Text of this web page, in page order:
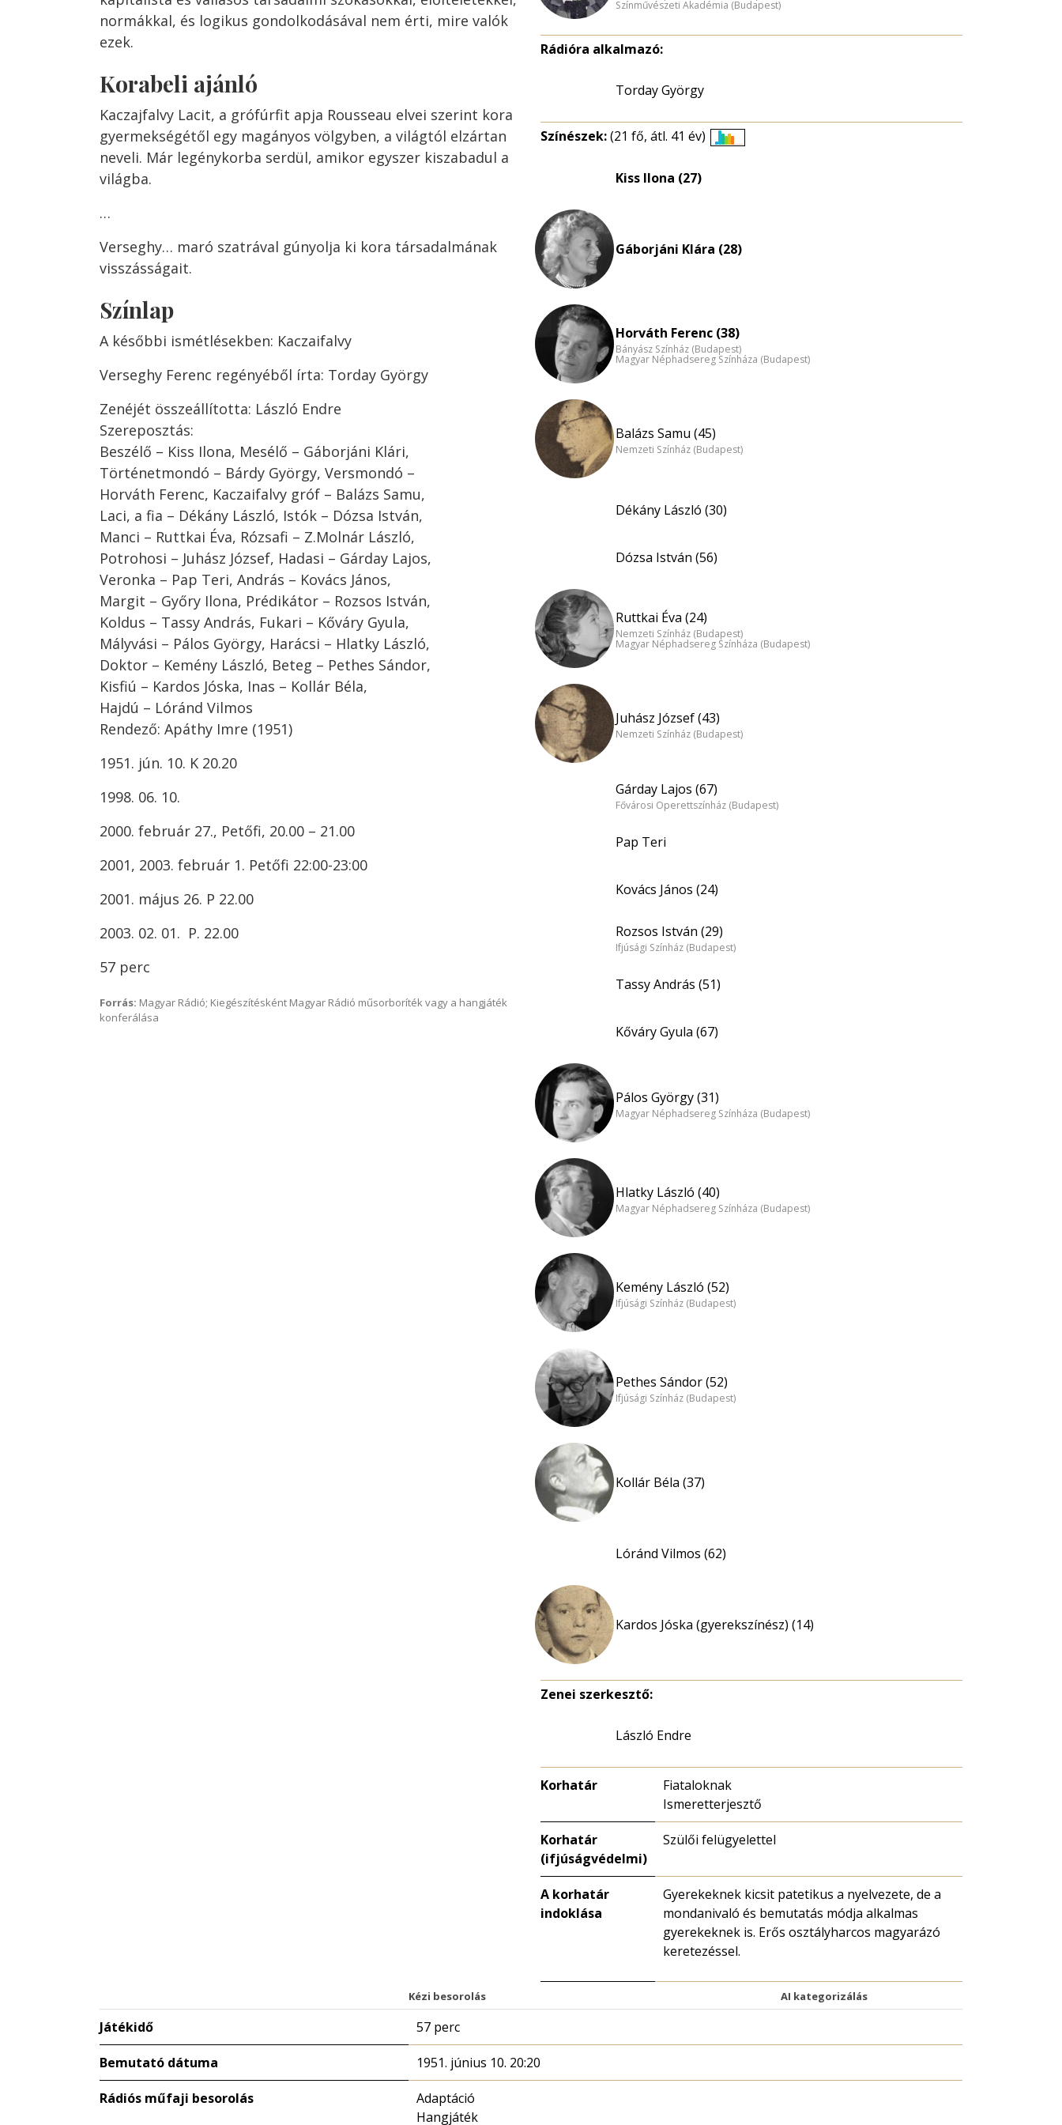
normákkal, és logikus gondolkodásával nem érti, mire valók
ezek.
Korabeli ajánló
Kaczajfalvy Lacit, a grófúrfit apja Rousseau elvei szerint kora
gyermekségétől egy magányos völgyben, a világtól elzártan
neveli. Már legénykorba serdül, amikor egyszer kiszabadul a
világba.
…
Verseghy… maró szatrával gúnyolja ki kora társadalmának
visszásságait.
Színlap
A későbbi ismétlésekben: Kaczaifalvy
Verseghy Ferenc regényéből írta: Torday György
Zenéjét összeállította: László Endre
Szereposztás:
Beszélő – Kiss Ilona, Mesélő – Gáborjáni Klári,
Történetmondó – Bárdy György, Versmondó –
Horváth Ferenc, Kaczaifalvy gróf – Balázs Samu,
Laci, a fia – Dékány László, Istók – Dózsa István,
Manci – Ruttkai Éva, Rózsafi – Z.Molnár László,
Potrohosi – Juhász József, Hadasi – Gárday Lajos,
Veronka – Pap Teri, András – Kovács János,
Margit – Győry Ilona, Prédikátor – Rozsos István,
Koldus – Tassy András, Fukari – Kőváry Gyula,
Mályvási – Pálos György, Harácsi – Hlatky László,
Doktor – Kemény László, Beteg – Pethes Sándor,
Kisfiú – Kardos Jóska, Inas – Kollár Béla,
Hajdú – Lóránd Vilmos
Rendező: Apáthy Imre (1951)
1951. jún. 10. K 20.20
1998. 06. 10.
2000. február 27., Petőfi, 20.00 – 21.00
2001, 2003. február 1. Petőfi 22:00-23:00
2001. május 26. P 22.00
2003. 02. 01. P. 22.00
57 perc
Forrás: Magyar Rádió; Kiegészítésként Magyar Rádió műsorboríték vagy a hangjáték
konferálása
Színművészeti Akadémia (Budapest)
Rádióra alkalmazó:
Torday György
Színészek:(21 fő, átl. 41 év)
Kiss Ilona (27)
Gáborjáni Klára (28)
Horváth Ferenc (38)
Bányász Színház (Budapest)
Magyar Néphadsereg Színháza (Budapest)
Balázs Samu (45)
Nemzeti Színház (Budapest)
Dékány László (30)
Dózsa István (56)
Ruttkai Éva (24)
Nemzeti Színház (Budapest)
Magyar Néphadsereg Színháza (Budapest)
Juhász József (43)
Nemzeti Színház (Budapest)
Gárday Lajos (67)
Fővárosi Operettszínház (Budapest)
Pap Teri
Kovács János (24)
Rozsos István (29)
Ifjúsági Színház (Budapest)
Tassy András (51)
Kőváry Gyula (67)
Pálos György (31)
Magyar Néphadsereg Színháza (Budapest)
Hlatky László (40)
Magyar Néphadsereg Színháza (Budapest)
Kemény László (52)
Ifjúsági Színház (Budapest)
Pethes Sándor (52)
Ifjúsági Színház (Budapest)
Kollár Béla (37)
Lóránd Vilmos (62)
Kardos Jóska (gyerekszínész) (14)
Zenei szerkesztő:
László Endre
Korhatár
Fiataloknak
Ismeretterjesztő
Korhatár
(ifjúságvédelmi)
Szülői felügyelettel
A korhatár
indoklása
Gyerekeknek kicsit patetikus a nyelvezete, de a
mondanivaló és bemutatás módja alkalmas
gyerekeknek is. Erős osztályharcos magyarázó
keretezéssel.
Kézi besorolás AI kategorizálás
Játékidő 57 perc
Bemutató dátuma 1951. június 10. 20:20
Rádiós műfaji besorolás
Adaptáció
Hangjáték